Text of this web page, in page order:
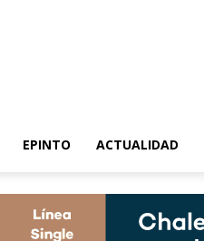
EPINTO
ACTUALIDAD